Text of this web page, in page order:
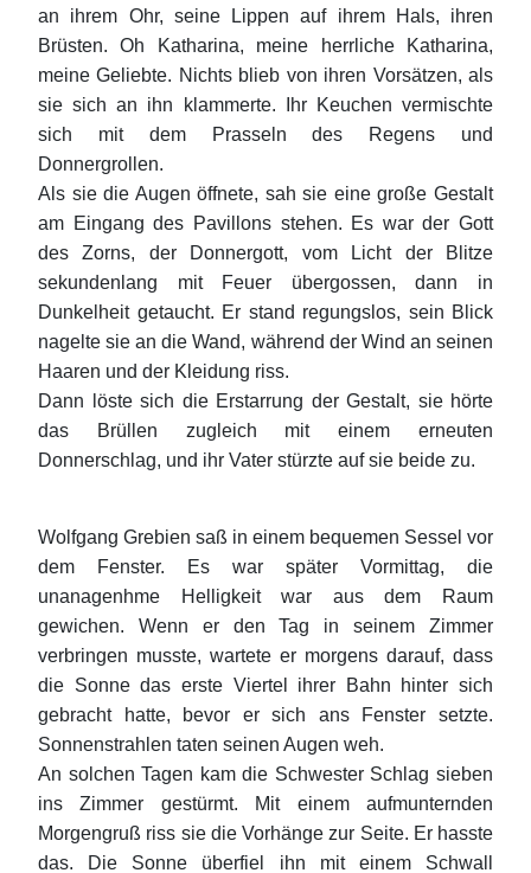
an ihrem Ohr, seine Lippen auf ihrem Hals, ihren
Brüsten. Oh Katharina, meine herrliche Katharina,
meine Geliebte. Nichts blieb von ihren Vorsätzen, als
sie sich an ihn klammerte. Ihr Keuchen vermischte
sich mit dem Prasseln des Regens und
Donnergrollen.
Als sie die Augen öffnete, sah sie eine große Gestalt
am Eingang des Pavillons stehen. Es war der Gott
des Zorns, der Donnergott, vom Licht der Blitze
sekundenlang mit Feuer übergossen, dann in
Dunkelheit getaucht. Er stand regungslos, sein Blick
nagelte sie an die Wand, während der Wind an seinen
Haaren und der Kleidung riss.
Dann löste sich die Erstarrung der Gestalt, sie hörte
das Brüllen zugleich mit einem erneuten
Donnerschlag, und ihr Vater stürzte auf sie beide zu.
Wolfgang Grebien saß in einem bequemen Sessel vor
dem Fenster. Es war später Vormittag, die
unanagenhme Helligkeit war aus dem Raum
gewichen. Wenn er den Tag in seinem Zimmer
verbringen musste, wartete er morgens darauf, dass
die Sonne das erste Viertel ihrer Bahn hinter sich
gebracht hatte, bevor er sich ans Fenster setzte.
Sonnenstrahlen taten seinen Augen weh.
An solchen Tagen kam die Schwester Schlag sieben
ins Zimmer gestürmt. Mit einem aufmunternden
Morgengruß riss sie die Vorhänge zur Seite. Er hasste
das. Die Sonne überfiel ihn mit einem Schwall